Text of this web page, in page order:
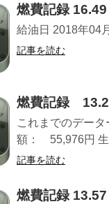
燃費記録
給油日 2018年04
記事を読む
燃費記録
これまでのデー
額： 55,976円
記事を読む
燃費記録